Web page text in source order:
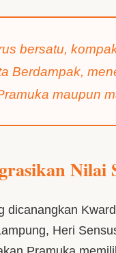
bersatu,
Berdampak,
maupun
dicanangkan
Heri